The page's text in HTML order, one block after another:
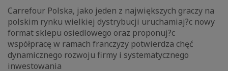
Carrefour Polska, jako jeden z największych graczy na
polskim rynku wielkiej dystrybucji uruchamiaj?c nowy
format sklepu osiedlowego oraz proponuj?c
współpracę w ramach franczyzy potwierdza chęć
dynamicznego rozwoju firmy i systematycznego
inwestowania